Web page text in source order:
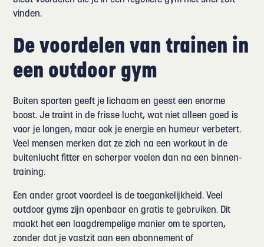
vinden.
De voordelen van trainen in
een outdoor gym
Buiten sporten geeft je lichaam en geest een enorme
boost. Je traint in de frisse lucht, wat niet alleen goed is
voor je longen, maar ook je energie en humeur verbetert.
Veel mensen merken dat ze zich na een workout in de
buitenlucht fitter en scherper voelen dan na een binnen-
training.
Een ander groot voordeel is de toegankelijkheid. Veel
outdoor gyms zijn openbaar en gratis te gebruiken. Dit
maakt het een laagdrempelige manier om te sporten,
zonder dat je vastzit aan een abonnement of